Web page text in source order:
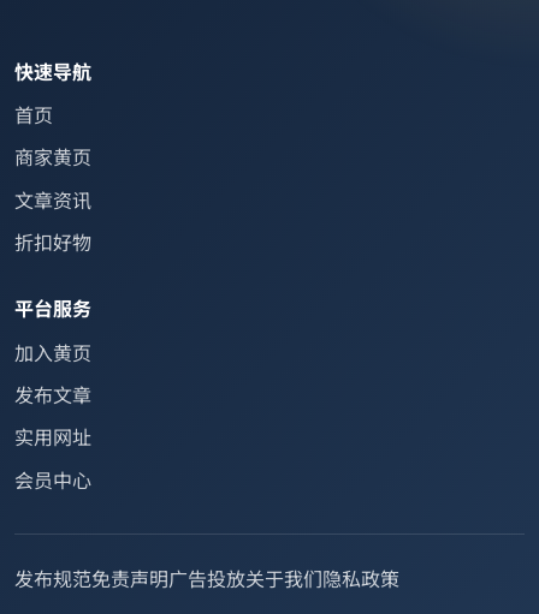
快速导航
首页
商家黄页
文章资讯
折扣好物
平台服务
加入黄页
发布文章
实用网址
会员中心
发布规范免责声明广告投放关于我们隐私政策